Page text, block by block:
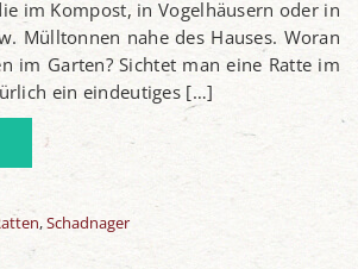
im Kompost, in Vogelhäusern oder in
Mülltonnen nahe des Hauses. Woran
im Garten? Sichtet man eine Ratte im
ein eindeutiges […]
,Schadnager